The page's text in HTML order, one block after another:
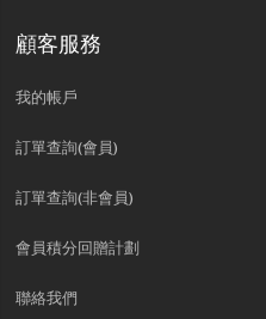
顧客服務
我的帳戶
訂單查詢(會員)
訂單查詢(非會員)
會員積分回贈計劃
聯絡我們